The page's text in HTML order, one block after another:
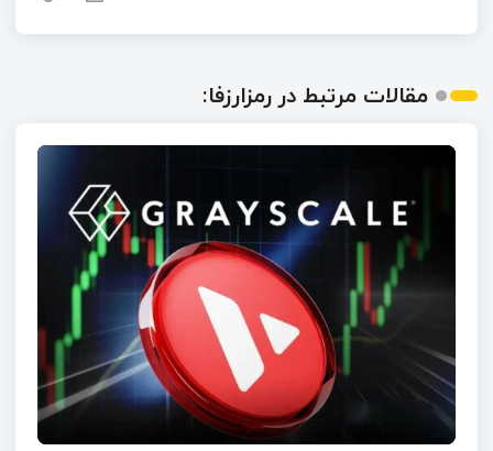
مقالات مرتبط در رمزارزفا: